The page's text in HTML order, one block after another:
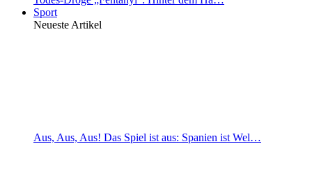
Sport
Neueste Artikel
Aus, Aus, Aus! Das Spiel ist aus: Spanien ist Wel…